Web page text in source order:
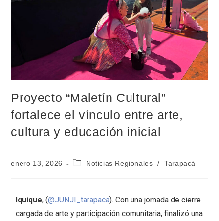
Proyecto “Maletín Cultural”
fortalece el vínculo entre arte,
cultura y educación inicial
enero 13, 2026 Noticias Regionales / Tarapacá
Iquique, (@JUNJI_tarapaca). Con una jornada de cierre
cargada de arte y participación comunitaria, finalizó una